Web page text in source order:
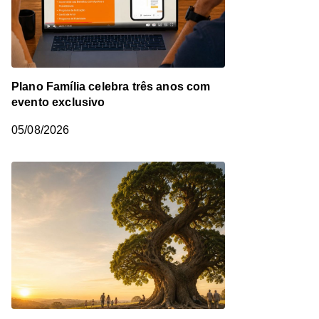
Plano Família celebra três anos com
evento exclusivo
05/08/2026